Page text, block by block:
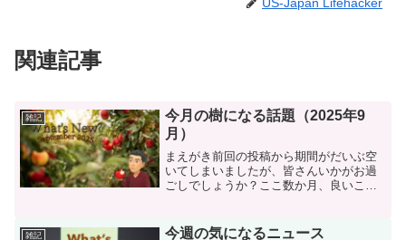
関連記事
雑記
今月の樹になる話題（2025年9
月）
まえがき前回の投稿から期間がだいぶ空
いてしまいましたが、皆さんいかがお過
ごしでしょうか？ここ数か月、良いこと
にはNJ州内で引っ越しをしてマンハッタ
雑記
今週の気になるニュース